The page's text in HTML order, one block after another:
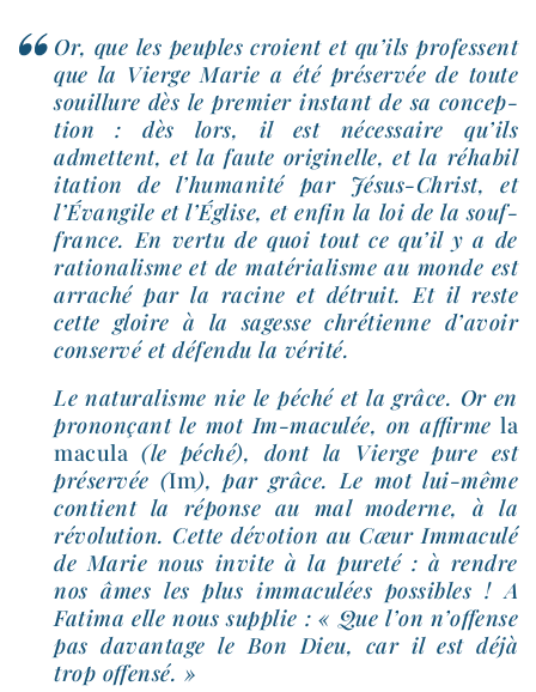
Or, que les peuples croient et qu’ils pro­fessent
que la Vierge Marie a été pré­ser­vée de toute
souillure dès le pre­mier ins­tant de sa concep­
tion : dès lors, il est néces­saire qu’ils
admettent, et la faute ori­gi­nelle, et la réha­bi­l
i­ta­tion de l’humanité par Jésus-​Christ, et
l’Évangile et l’Église, et enfin la loi de la souf­
france. En ver­tu de quoi tout ce qu’il y a de
ratio­na­lisme et de maté­ria­lisme au monde est
arra­ché par la racine et détruit. Et il reste
cette gloire à la sagesse chré­tienne d’avoir
conser­vé et défen­du la vérité.
Le natu­ra­lisme nie le péché et la grâce. Or en
pro­non­çant le mot Im-​maculée, on affirme la
macu­la (le péché), dont la Vierge pure est
pré­ser­vée (Im), par grâce. Le mot lui-​même
contient la réponse au mal moderne, à la
révo­lu­tion. Cette dévo­tion au Cœur Immaculé
de Marie nous invite à la pure­té : à rendre
nos âmes les plus imma­cu­lées pos­sibles ! A
Fatima elle nous sup­plie : « Que l’on n’offense
pas davan­tage le Bon Dieu, car il est déjà
trop offensé. »